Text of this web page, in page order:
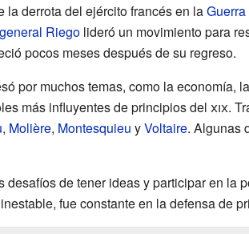
la derrota del ejército francés en la
general Riegolideró un movimiento para
pocos meses después de su regreso.
por muchos temas, como la
más influyentes de principios del xix.
, Molière, Montesquieu yVoltaire. Algunas
desafíos de tener ideas y participar en
fue constante en la defensa de